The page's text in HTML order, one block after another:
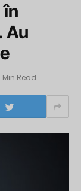
în
Au
Min Read